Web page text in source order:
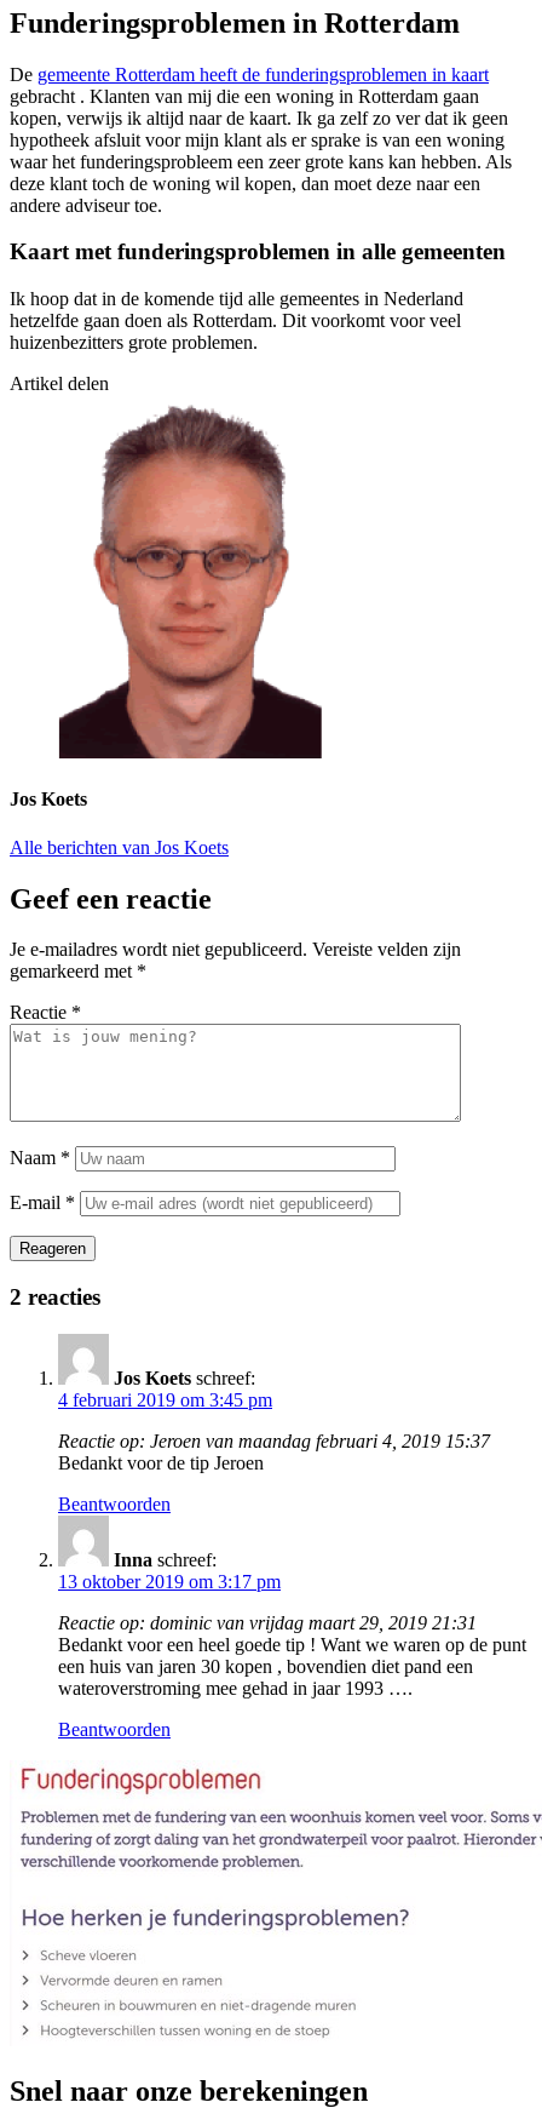
Funderingsproblemen in Rotterdam
De gemeente Rotterdam heeft de funderingsproblemen in kaart
gebracht . Klanten van mij die een woning in Rotterdam gaan
kopen, verwijs ik altijd naar de kaart. Ik ga zelf zo ver dat ik geen
hypotheek afsluit voor mijn klant als er sprake is van een woning
waar het funderingsprobleem een zeer grote kans kan hebben. Als
deze klant toch de woning wil kopen, dan moet deze naar een
andere adviseur toe.
Kaart met funderingsproblemen in alle gemeenten
Ik hoop dat in de komende tijd alle gemeentes in Nederland
hetzelfde gaan doen als Rotterdam. Dit voorkomt voor veel
huizenbezitters grote problemen.
Artikel delen
Jos Koets
Alle berichten van Jos Koets
Geef een reactie
Je e-mailadres wordt niet gepubliceerd. Vereiste velden zijn
gemarkeerd met *
Reactie *
Naam *
E-mail *
Reageren
2 reacties
Jos Koets schreef:
4 februari 2019 om 3:45 pm
Reactie op: Jeroen van maandag februari 4, 2019 15:37
Bedankt voor de tip Jeroen
Beantwoorden
Inna schreef:
13 oktober 2019 om 3:17 pm
Reactie op: dominic van vrijdag maart 29, 2019 21:31
Bedankt voor een heel goede tip ! Want we waren op de punt
een huis van jaren 30 kopen , bovendien diet pand een
wateroverstroming mee gehad in jaar 1993 ….
Beantwoorden
Snel naar onze berekeningen